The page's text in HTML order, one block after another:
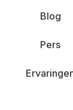
Blog
Pers